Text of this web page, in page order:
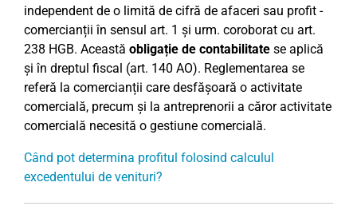
independent de o limită de cifră de afaceri sau profit -
comercianții în sensul art. 1 și urm. coroborat cu art.
238 HGB. Această obligație de contabilitate se aplică
și în dreptul fiscal (art. 140 AO). Reglementarea se
referă la comercianții care desfășoară o activitate
comercială, precum și la antreprenorii a căror activitate
comercială necesită o gestiune comercială.
Când pot determina profitul folosind calculul
excedentului de venituri?